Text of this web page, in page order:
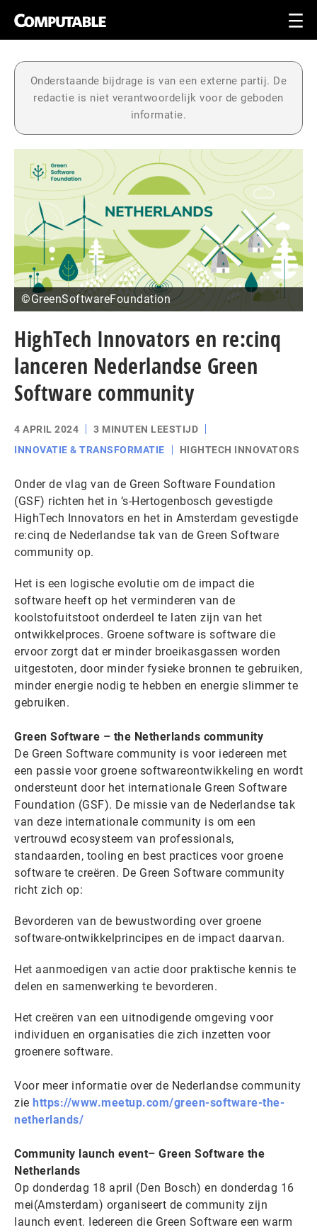
Onderstaande bijdrage is van een externe partij. De
redactie is niet verantwoordelijk voor de geboden
informatie.
©GreenSoftwareFoundation
HighTech Innovators en re:cinq
lanceren Nederlandse Green
Software community
4 APRIL 2024
3 MINUTEN LEESTIJD
INNOVATIE & TRANSFORMATIE
HIGHTECH INNOVATORS
Onder de vlag van de Green Software Foundation
(GSF) richten het in ’s-Hertogenbosch gevestigde
HighTech Innovators en het in Amsterdam gevestigde
re:cinq de Nederlandse tak van de Green Software
community op.
Het is een logische evolutie om de impact die
software heeft op het verminderen van de
koolstofuitstoot onderdeel te laten zijn van het
ontwikkelproces. Groene software is software die
ervoor zorgt dat er minder broeikasgassen worden
uitgestoten, door minder fysieke bronnen te gebruiken,
minder energie nodig te hebben en energie slimmer te
gebruiken.
Green Software – the Netherlands community
De Green Software community is voor iedereen met
een passie voor groene softwareontwikkeling en wordt
ondersteunt door het internationale Green Software
Foundation (GSF). De missie van de Nederlandse tak
van deze internationale community is om een
vertrouwd ecosysteem van professionals,
standaarden, tooling en best practices voor groene
software te creëren. De Green Software community
richt zich op:
Bevorderen van de bewustwording over groene
software-ontwikkelprincipes en de impact daarvan.
Het aanmoedigen van actie door praktische kennis te
delen en samenwerking te bevorderen.
Het creëren van een uitnodigende omgeving voor
individuen en organisaties die zich inzetten voor
groenere software.
Voor meer informatie over de Nederlandse community
zie https://www.meetup.com/green-software-the-
netherlands/
Community launch event– Green Software the
Netherlands
Op donderdag 18 april (Den Bosch) en donderdag 16
mei(Amsterdam) organiseert de community zijn
launch event. Iedereen die Green Software een warm